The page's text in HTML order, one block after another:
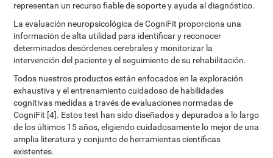
representan un recurso fiable de soporte y ayuda al diagnóstico.
La evaluación neuropsicológica de CogniFit proporciona una
información de alta utilidad para identificar y reconocer
determinados desórdenes cerebrales y monitorizar la
intervención del paciente y el seguimiento de su rehabilitación.
Todos nuestros productos están enfocados en la exploración
exhaustiva y el entrenamiento cuidadoso de habilidades
cognitivas medidas a través de evaluaciones normadas de
CogniFit [4]. Estos test han sido diseñados y depurados a lo largo
de los últimos 15 años, eligiendo cuidadosamente lo mejor de una
amplia literatura y conjunto de herramientas científicas
existentes.